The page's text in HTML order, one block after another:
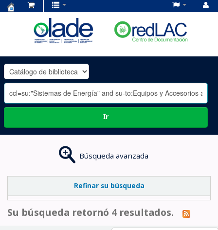
OLADE
-
Ir
Búsqueda avanzada
Refinar su búsqueda
Su búsqueda retornó 4 resultados.